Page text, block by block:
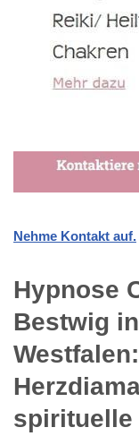
Nehme Kontakt auf.
Hypnose
Bestwig